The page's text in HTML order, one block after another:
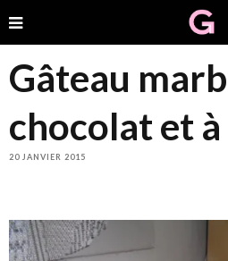
Gâteau
chocolat et à
20 JANVIER 2015